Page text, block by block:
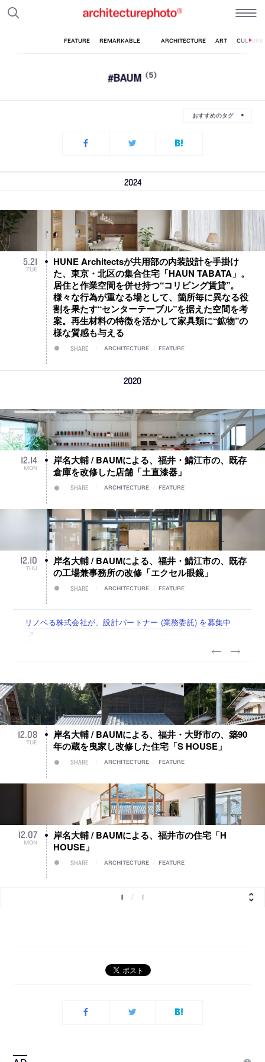
#BAUM (5)
おすすめのタグ
2024
5.21
TUE
HUNE Architectsが共用部の内装設計を手掛け
た、東京・北区の集合住宅「HAUN TABATA」。
居住と作業空間を併せ持つ“コリビング賃貸”。
様々な行為が重なる場として、箇所毎に異なる役
割を果たす“センターテーブル”を据えた空間を考
案。再生材料の特徴を活かして家具類に“鉱物”の
様な質感も与える
SHARE ARCHITECTURE FEATURE
2020
12.14
MON
岸名大輔 / BAUMによる、福井・鯖江市の、既存
倉庫を改修した店舗「土直漆器」
SHARE ARCHITECTURE FEATURE
12.10
THU
岸名大輔 / BAUMによる、福井・鯖江市の、既存
の工場兼事務所の改修「エクセル眼鏡」
SHARE ARCHITECTURE FEATURE
佐々木慧が主宰する「axonometric株式会社」が、設計スタ
ッフ（経験者・既卒・2027年新卒）を募集中
古民家を軸に全国で“価値循環の仕組み”を作り、リモートワ
ーク主体の働き方を実践する「株式会社つぎと」が、設計ス
リノベる株式会社が、設計パートナー (業務委託) を募集中
社会への影響力のある建築を手掛け、スタッフ同士で助け合
う環境づくりも行う「E.A.S.T.architects」が、設計スタッフ
代官山を拠点に活動する「梅澤竜也 / ALA INC.」が、設計ス
タッフ・アルバイト・事務職を募集中
12.08
TUE
岸名大輔 / BAUMによる、福井・大野市の、築90
年の蔵を曳家し改修した住宅「S HOUSE」
SHARE ARCHITECTURE FEATURE
12.07
MON
岸名大輔 / BAUMによる、福井市の住宅「H
HOUSE」
SHARE ARCHITECTURE FEATURE
1 1